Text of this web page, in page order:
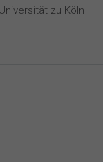
Universität zu Köln